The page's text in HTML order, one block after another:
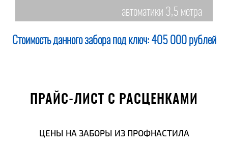
автоматики 3,5 метра
Стоимость данного забора под ключ: 405 000 рублей
ПРАЙС-ЛИСТ С РАСЦЕНКАМИ
ЦЕНЫ НА ЗАБОРЫ ИЗ ПРОФНАСТИЛА